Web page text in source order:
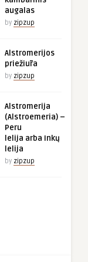
augalas
by zipzup
Alstromerijos
priežiūra
by zipzup
Alstromerija
(Alstroemeria) –
Peru
lelija arba Inkų
lelija
by zipzup